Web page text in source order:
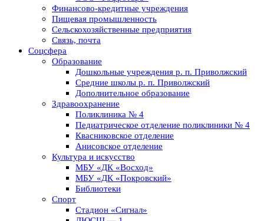
Финансово-кредитные учреждения
Пищевая промышленность
Сельскохозяйственные предприятия
Связь, почта
Соцсфера
Образование
Дошкольные учреждения р. п. Приволжский
Средние школы р. п. Приволжский
Дополнительное образование
Здравоохранение
Поликлиника № 4
Педиатрическое отделение поликлиники № 4
Квасниковское отделение
Анисовское отделение
Культура и искусство
МБУ «ДК «Восход»
МБУ «ДК «Покровский»
Библиотеки
Спорт
Стадион «Сигнал»